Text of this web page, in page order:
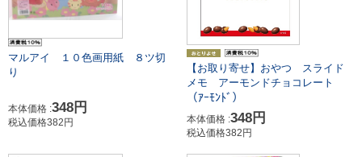
マルアイ １０色画用紙 ８ツ切
り
本体価格 :348円
税込価格382円
【お取り寄せ】おやつ スライド
メモ アーモンドチョコレート
（ｱｰﾓﾝﾄﾞ）
本体価格 :348円
税込価格382円